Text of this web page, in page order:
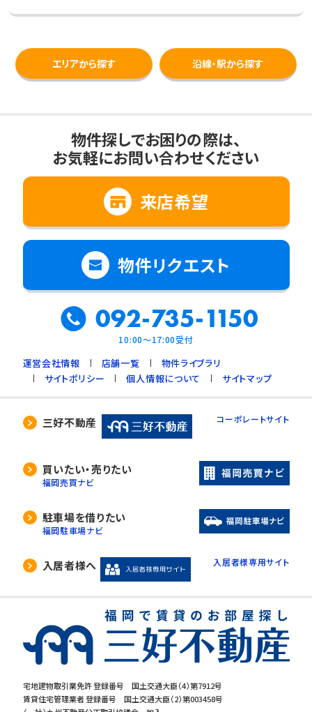
エリアから探す 沿線・駅から探す
宅地建物取引業免許 登録番号 国土交通大臣（4）第7912号
賃貸住宅管理業者 登録番号 国土交通大臣（2）第003458号
物件探しでお困りの際は、
お気軽にお問い合わせください
来店希望
物件リクエスト
092-735-1150
10:00～17:00受付
運営会社情報 店舗一覧
物件ライブラリ
サイトポリシー
個人情報について サイトマップ
三好不動産 コーポレートサイト
買いたい・売りたい
福岡売買ナビ
駐車場を借りたい
福岡駐車場ナビ
入居者様へ 入居者様専用サイト